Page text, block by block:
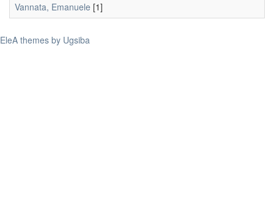
Vannata, Emanuele [1]
EleA themes by Ugsiba